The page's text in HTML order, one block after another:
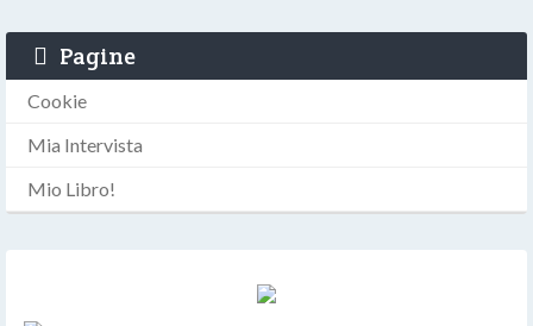
Pagine
Cookie
Mia Intervista
Mio Libro!